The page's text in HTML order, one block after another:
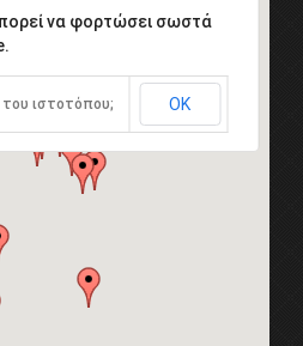
γλυπτικής
γλυπτικής
γλυπτικής
να φορτώσει σωστά
ιστοτόπου; ΟΚ